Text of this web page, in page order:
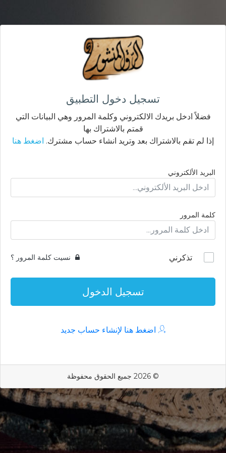
تسجيل دخول التطبيق
فضلاً ادخل بريدك الالكتروني وكلمة المرور وهي البيانات التي
قمتم بالاشتراك بها
إذا لم تقم بالاشتراك بعد وتريد انشاء حساب مشترك. اضغط هنا
البريد الألكتروني
كلمة المرور
تذكرني نسيت كلمة المرور ؟
تسجيل الدخول
اضغط هنا لإنشاء حساب جديد
© 2026 جميع الحقوق محفوظة